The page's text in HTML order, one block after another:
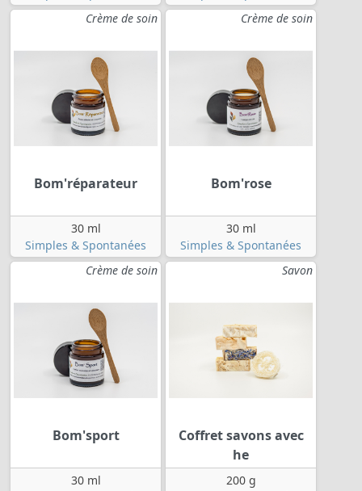
Crème de soin
Bom'réparateur
30 ml
Simples & Spontanées
Crème de soin
Bom'rose
30 ml
Simples & Spontanées
Crème de soin
Bom'sport
30 ml
Savon
Coffret savons avec
he
200 g